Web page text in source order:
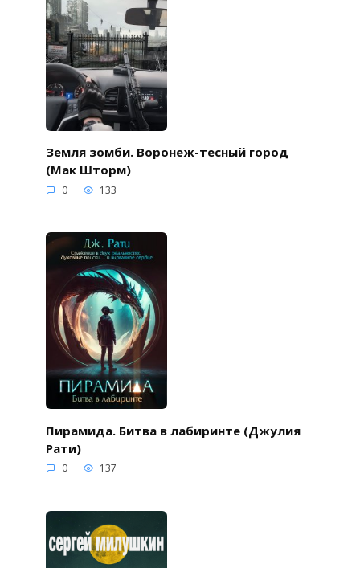
Земля зомби. Воронеж-тесный город
(Мак Шторм)
0 133
Пирамида. Битва в лабиринте (Джулия
Рати)
0 137